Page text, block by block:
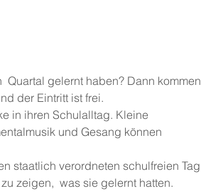
Quartal gelernt haben? Dann kommen
der Eintritt ist frei.
in ihren Schulalltag. Kleine
und Gesang können
staatlich verordneten schulfreien Tag
zeigen,  was sie gelernt hatten.